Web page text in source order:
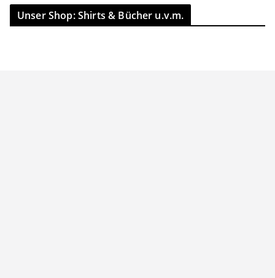
Unser Shop: Shirts & Bücher u.v.m.